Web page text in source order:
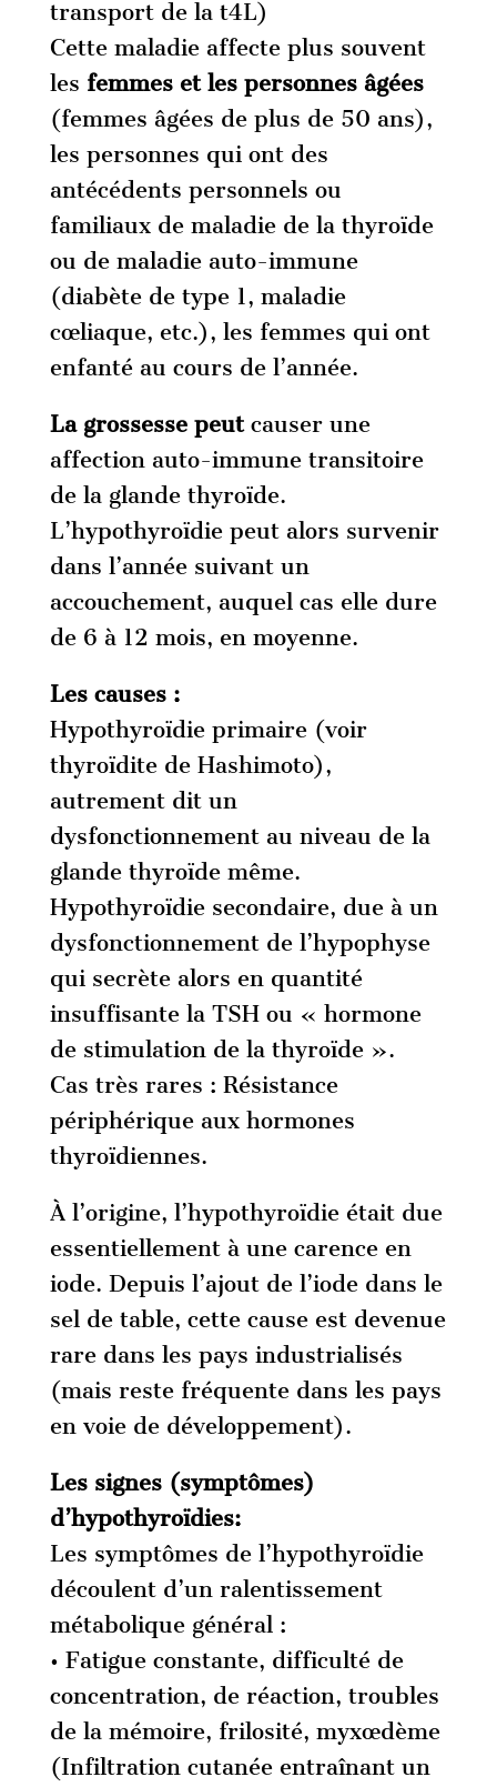
transport de la t4L)
Cette maladie affecte plus souvent
les femmes et les personnes âgées
(femmes âgées de plus de 50 ans),
les personnes qui ont des
antécédents personnels ou
familiaux de maladie de la thyroïde
ou de maladie auto-immune
(diabète de type 1, maladie
cœliaque, etc.), les femmes qui ont
enfanté au cours de l’année.
La grossesse peutcauser une
affection auto-immune transitoire
de la glande thyroïde.
L’hypothyroïdie peut alors survenir
dans l’année suivant un
accouchement, auquel cas elle dure
de 6 à 12 mois, en moyenne.
Les causes :
Hypothyroïdie primaire (voir
thyroïdite de Hashimoto),
autrement dit un
dysfonctionnement au niveau de la
glande thyroïde même.
Hypothyroïdie secondaire, due à un
dysfonctionnement de l’hypophyse
qui secrète alors en quantité
insuffisante la TSH ou « hormone
de stimulation de la thyroïde ».
Cas très rares : Résistance
périphérique aux hormones
thyroïdiennes.
À l’origine, l’hypothyroïdie était due
essentiellement à une carence en
iode. Depuis l’ajout de l’iode dans le
sel de table, cette cause est devenue
rare dans les pays industrialisés
(mais reste fréquente dans les pays
en voie de développement).
Les signes (symptômes)
d’hypothyroïdies:
Les symptômes de l’hypothyroïdie
découlent d’un ralentissement
métabolique général :
• Fatigue constante, difficulté de
concentration, de réaction, troubles
de la mémoire, frilosité, myxœdème
(Infiltration cutanée entraînant un